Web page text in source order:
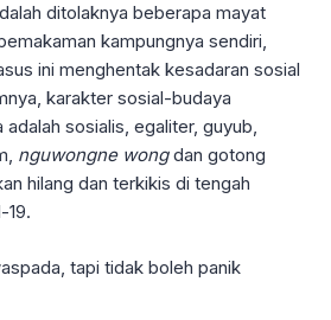
ditolaknya beberapa mayat
kampungnya sendiri,
ini menghentak kesadaran sosial
karakter sosial-budaya
sosialis, egaliter, guyub,
nguwongne wongdan gotong
hilang dan terkikis di tengah
19.
tapi tidak boleh panik